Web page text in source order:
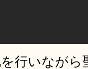
行いなが